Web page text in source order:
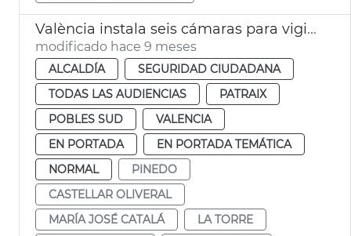
València instala seis cámaras para vigilar el caudal del Turia
modificado hace 9 meses
ALCALDÍA
SEGURIDAD CIUDADANA
TODAS LAS AUDIENCIAS
PATRAIX
POBLES SUD
VALENCIA
EN PORTADA
EN PORTADA TEMÁTICA
NORMAL
PINEDO
CASTELLAR OLIVERAL
MARÍA JOSÉ CATALÁ
LA TORRE